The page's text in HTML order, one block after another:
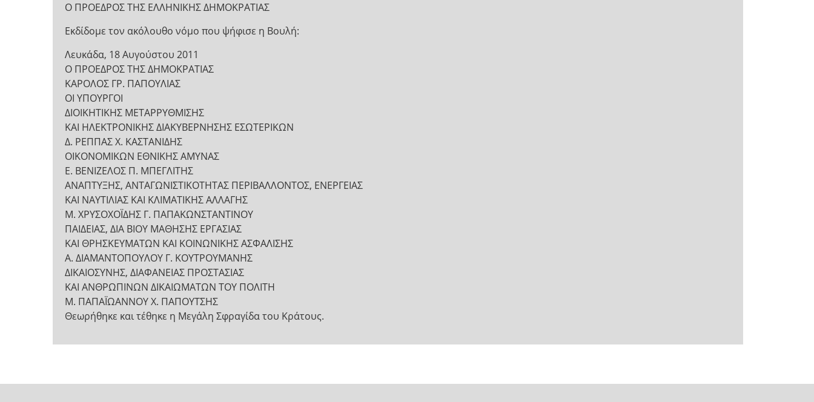
Ο ΠΡΟΕΔΡΟΣ ΤΗΣ ΕΛΛΗΝΙΚΗΣ ΔΗΜΟΚΡΑΤΙΑΣ
Εκδίδομε τον ακόλουθο νόμο που ψήφισε η Βουλή:
Λευκάδα, 18 Αυγούστου 2011
Ο ΠΡΟΕΔΡΟΣ ΤΗΣ ΔΗΜΟΚΡΑΤΙΑΣ
ΚΑΡΟΛΟΣ ΓΡ. ΠΑΠΟΥΛΙΑΣ
ΟΙ ΥΠΟΥΡΓΟΙ
ΔΙΟΙΚΗΤΙΚΗΣ ΜΕΤΑΡΡΥΘΜΙΣΗΣ
ΚΑΙ ΗΛΕΚΤΡΟΝΙΚΗΣ ΔΙΑΚΥΒΕΡΝΗΣΗΣ ΕΣΩΤΕΡΙΚΩΝ
Δ. ΡΕΠΠΑΣ Χ. ΚΑΣΤΑΝΙΔΗΣ
ΟΙΚΟΝΟΜΙΚΩΝ ΕΘΝΙΚΗΣ ΑΜΥΝΑΣ
Ε. ΒΕΝΙΖΕΛΟΣ Π. ΜΠΕΓΛΙΤΗΣ
ΑΝΑΠΤΥΞΗΣ, ΑΝΤΑΓΩΝΙΣΤΙΚΟΤΗΤΑΣ ΠΕΡΙΒΑΛΛΟΝΤΟΣ, ΕΝΕΡΓΕΙΑΣ
ΚΑΙ ΝΑΥΤΙΛΙΑΣ ΚΑΙ ΚΛΙΜΑΤΙΚΗΣ ΑΛΛΑΓΗΣ
Μ. ΧΡΥΣΟΧΟΪΔΗΣ Γ. ΠΑΠΑΚΩΝΣΤΑΝΤΙΝΟΥ
ΠΑΙΔΕΙΑΣ, ΔΙΑ ΒΙΟΥ ΜΑΘΗΣΗΣ ΕΡΓΑΣΙΑΣ
ΚΑΙ ΘΡΗΣΚΕΥΜΑΤΩΝ ΚΑΙ ΚΟΙΝΩΝΙΚΗΣ ΑΣΦΑΛΙΣΗΣ
Α. ΔΙΑΜΑΝΤΟΠΟΥΛΟΥ Γ. ΚΟΥΤΡΟΥΜΑΝΗΣ
ΔΙΚΑΙΟΣΥΝΗΣ, ΔΙΑΦΑΝΕΙΑΣ ΠΡΟΣΤΑΣΙΑΣ
ΚΑΙ ΑΝΘΡΩΠΙΝΩΝ ΔΙΚΑΙΩΜΑΤΩΝ ΤΟΥ ΠΟΛΙΤΗ
Μ. ΠΑΠΑΪΩΑΝΝΟΥ Χ. ΠΑΠΟΥΤΣΗΣ
Θεωρήθηκε και τέθηκε η Μεγάλη Σφραγίδα του Κράτους.